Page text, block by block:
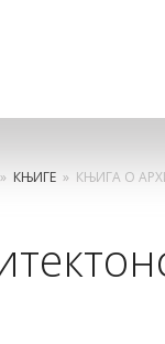
» КЊИГЕ » КЊИГА О